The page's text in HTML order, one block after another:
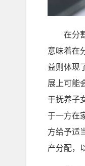
在分割
意味着在
益则体现
展上可能
于抚养子
于一方在
方给予适
产分配，